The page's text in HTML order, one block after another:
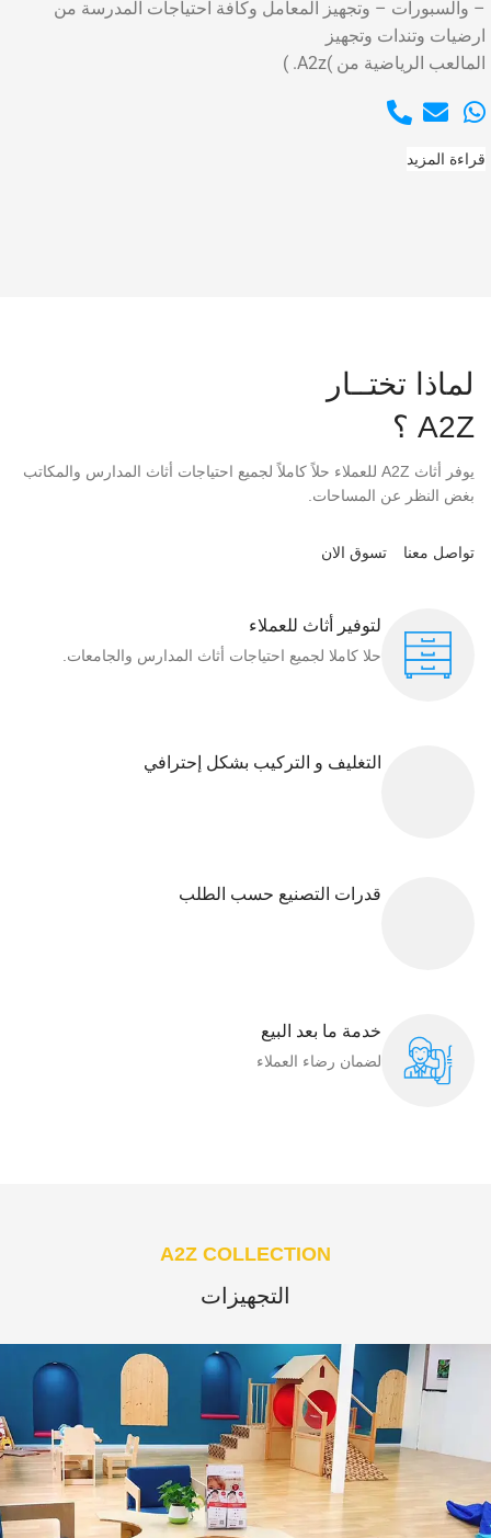
– والسبورات – وتجهيز المعامل وكافة احتياجات المدرسة من
ارضيات وتندات وتجهيز
المالعب الرياضية من )A2z. )
قراءة المزيد
لماذا تختــار
A2Z ؟
يوفر أثاث A2Z للعملاء حلاً كاملاً لجميع احتياجات أثاث المدارس والمكاتب
بغض النظر عن المساحات.
تواصل معنا تسوق الان
لتوفير أثاث للعملاء
حلا كاملا لجميع احتياجات أثاث المدارس والجامعات.
التغليف و التركيب بشكل إحترافي
قدرات التصنيع حسب الطلب
خدمة ما بعد البيع
لضمان رضاء العملاء​
A2Z COLLECTION
التجهيزات